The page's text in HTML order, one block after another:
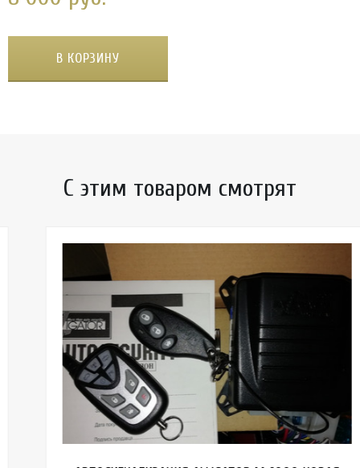
В КОРЗИНУ
С этим товаром смотрят